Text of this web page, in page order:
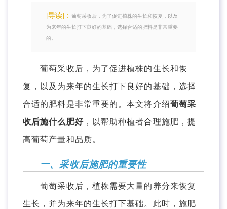
[导读]： 葡萄采收后，为了促进植株的生长和恢复，以及
为来年的生长打下良好的基础，选择合适的肥料是非常重要
的。
葡萄采收后，为了促进植株的生长和恢
复，以及为来年的生长打下良好的基础，选择
合适的肥料是非常重要的。本文将介绍葡萄采
收后施什么肥好，以帮助种植者合理施肥，提
高葡萄产量和品质。
一、采收后施肥的重要性
葡萄采收后，植株需要大量的养分来恢复
生长，并为来年的生长打下基础。此时，施肥